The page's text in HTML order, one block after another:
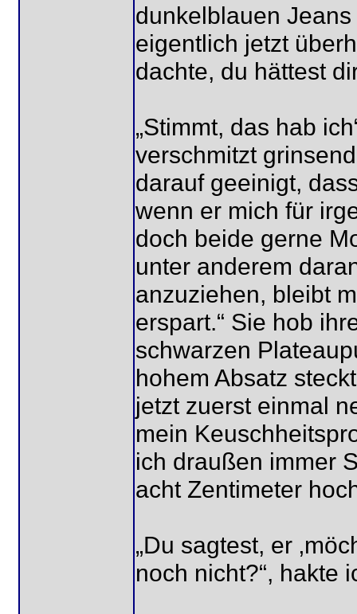
dunkelblauen
eigentlich jetzt
dachte, du hättest
„Stimmt, das hab
verschmitzt
darauf geeinigt,
wenn er mich für
doch beide gerne
unter anderem
anzuziehen, bleibt
erspart.“ Sie hob
schwarzen
hohem Absatz
jetzt zuerst einmal
mein
ich draußen immer
acht Zentimeter
„Du sagtest, er
noch nicht?“, hakte